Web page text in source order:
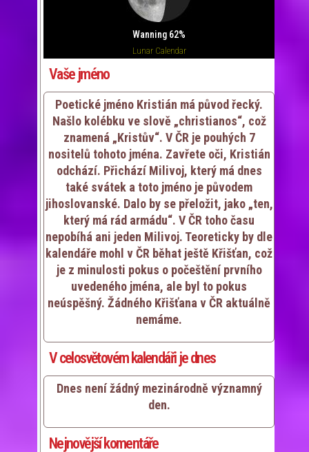
Wanning 62%
Lunar Calendar
Vaše jméno
Poetické jméno Kristián má původ řecký.
Našlo kolébku ve slově „christianos“, což
znamená „Kristův“. V ČR je pouhých 7
nositelů tohoto jména. Zavřete oči, Kristián
odchází. Přichází Milivoj, který má dnes
také svátek a toto jméno je původem
jihoslovanské. Dalo by se přeložit, jako „ten,
který má rád armádu“. V ČR toho času
nepobíhá ani jeden Milivoj. Teoreticky by dle
kalendáře mohl v ČR běhat ještě Křišťan, což
je z minulosti pokus o počeštění prvního
uvedeného jména, ale byl to pokus
neúspěšný. Žádného Křišťana v ČR aktuálně
nemáme.
V celosvětovém kalendáři je dnes
Dnes není žádný mezinárodně významný
den.
Nejnovější komentáře